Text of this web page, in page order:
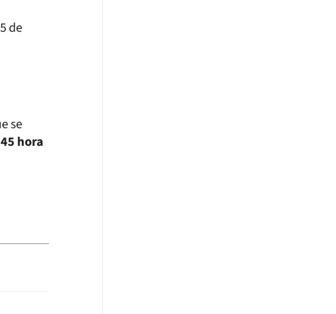
de
se
hora